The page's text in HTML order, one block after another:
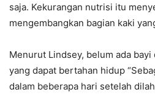
saja. Kekurangan nutrisi itu
mengembangkan bagian kaki
Menurut Lindsey, belum ada
yang dapat bertahan hidup
dalam beberapa hari setelah